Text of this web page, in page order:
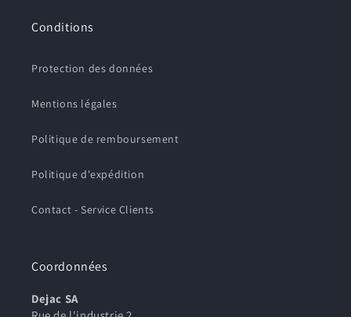
Conditions
Protection des données
Mentions légales
Politique de remboursement
Politique d'expédition
Contact - Service Clients
Coordonnées
Dejac SA